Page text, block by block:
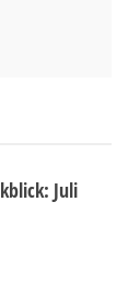
Juli